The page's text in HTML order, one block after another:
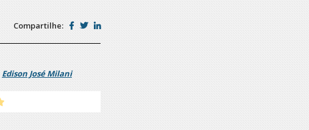
Compartilhe:
Edison José Milani